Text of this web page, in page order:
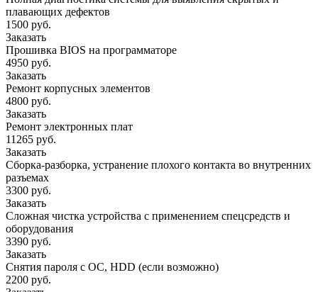
плавающих дефектов
1500 руб.
Заказать
Прошивка BIOS на программаторе
4950 руб.
Заказать
Ремонт корпусных элементов
4800 руб.
Заказать
Ремонт электронных плат
11265 руб.
Заказать
Сборка-разборка, устранение плохого контакта во внутренних
разъемах
3300 руб.
Заказать
Сложная чистка устройства с применением спецсредств и
оборудования
3390 руб.
Заказать
Снятия пароля с OC, HDD (если возможно)
2200 руб.